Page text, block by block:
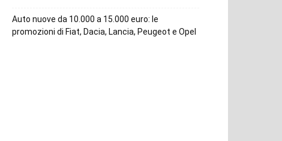
Auto nuove da 10.000 a 15.000 euro: le
promozioni di Fiat, Dacia, Lancia, Peugeot e Opel